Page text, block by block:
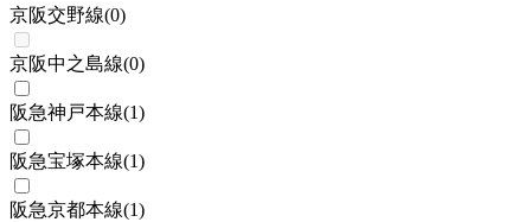
京阪交野線(0)
京阪中之島線(0)
阪急神戸本線(1)
阪急宝塚本線(1)
阪急京都本線(1)